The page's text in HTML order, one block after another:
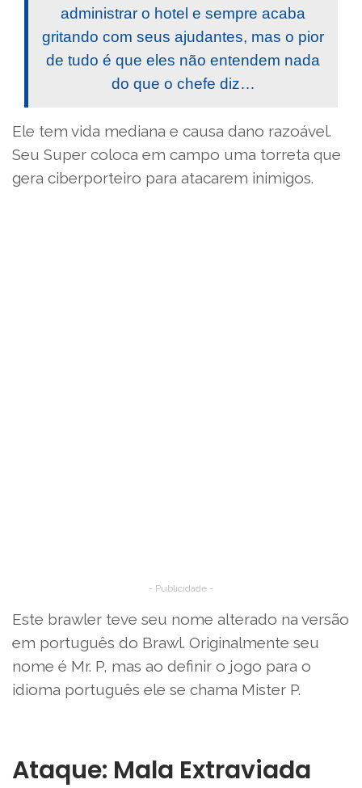
administrar o hotel e sempre acaba
gritando com seus ajudantes, mas o pior
de tudo é que eles não entendem nada
do que o chefe diz…
Ele tem vida mediana e causa dano razoável.
Seu Super coloca em campo uma torreta que
gera ciberporteiro para atacarem inimigos.
- Publicidade -
Este brawler teve seu nome alterado na versão
em português do Brawl. Originalmente seu
nome é Mr. P, mas ao definir o jogo para o
idioma português ele se chama Mister P.
Ataque: Mala Extraviada